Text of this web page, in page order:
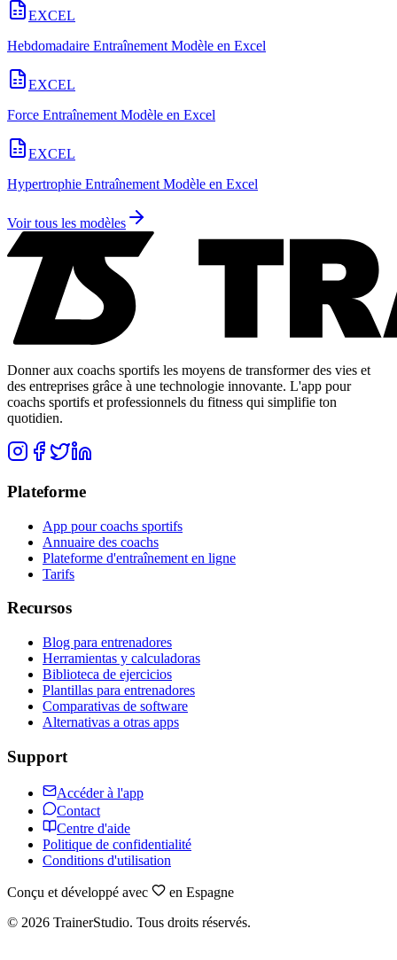
EXCEL
Hebdomadaire Entraînement Modèle en Excel
EXCEL
Force Entraînement Modèle en Excel
EXCEL
Hypertrophie Entraînement Modèle en Excel
Voir tous les modèles
Donner aux coachs sportifs les moyens de transformer des vies et
des entreprises grâce à une technologie innovante. L'app pour
coachs sportifs et professionnels du fitness qui simplifie ton
quotidien.
Plateforme
App pour coachs sportifs
Annuaire des coachs
Plateforme d'entraînement en ligne
Tarifs
Recursos
Blog para entrenadores
Herramientas y calculadoras
Biblioteca de ejercicios
Plantillas para entrenadores
Comparativas de software
Alternativas a otras apps
Support
Accéder à l'app
Contact
Centre d'aide
Politique de confidentialité
Conditions d'utilisation
Conçu et développé avec
en Espagne
© 2026 TrainerStudio. Tous droits réservés.